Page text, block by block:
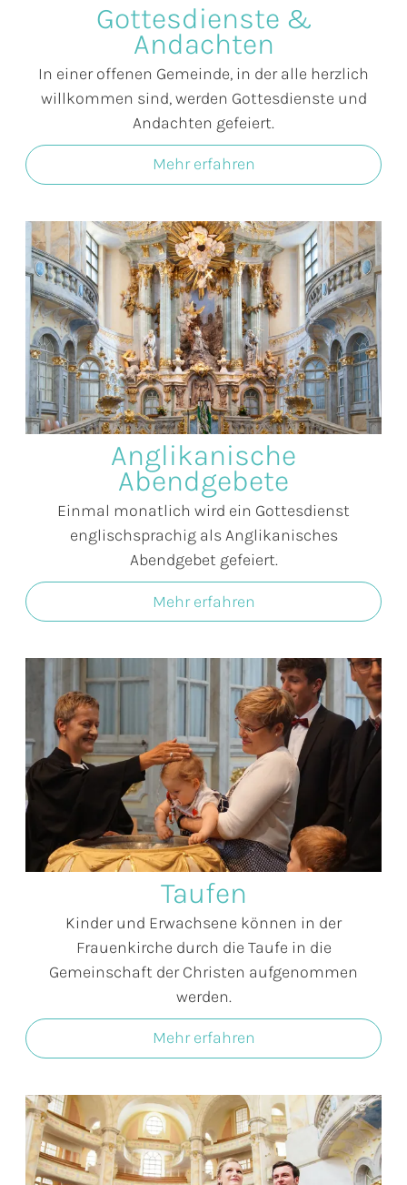
Gottesdienste &
Andachten
In einer offenen Gemeinde, in der alle herzlich
willkommen sind, werden Gottesdienste und
Andachten gefeiert.
Mehr erfahren
Anglikanische
Abendgebete
Einmal monatlich wird ein Gottesdienst
englischsprachig als Anglikanisches
Abendgebet gefeiert.
Mehr erfahren
Taufen
Kinder und Erwachsene können in der
Frauenkirche durch die Taufe in die
Gemeinschaft der Christen aufgenommen
werden.
Mehr erfahren